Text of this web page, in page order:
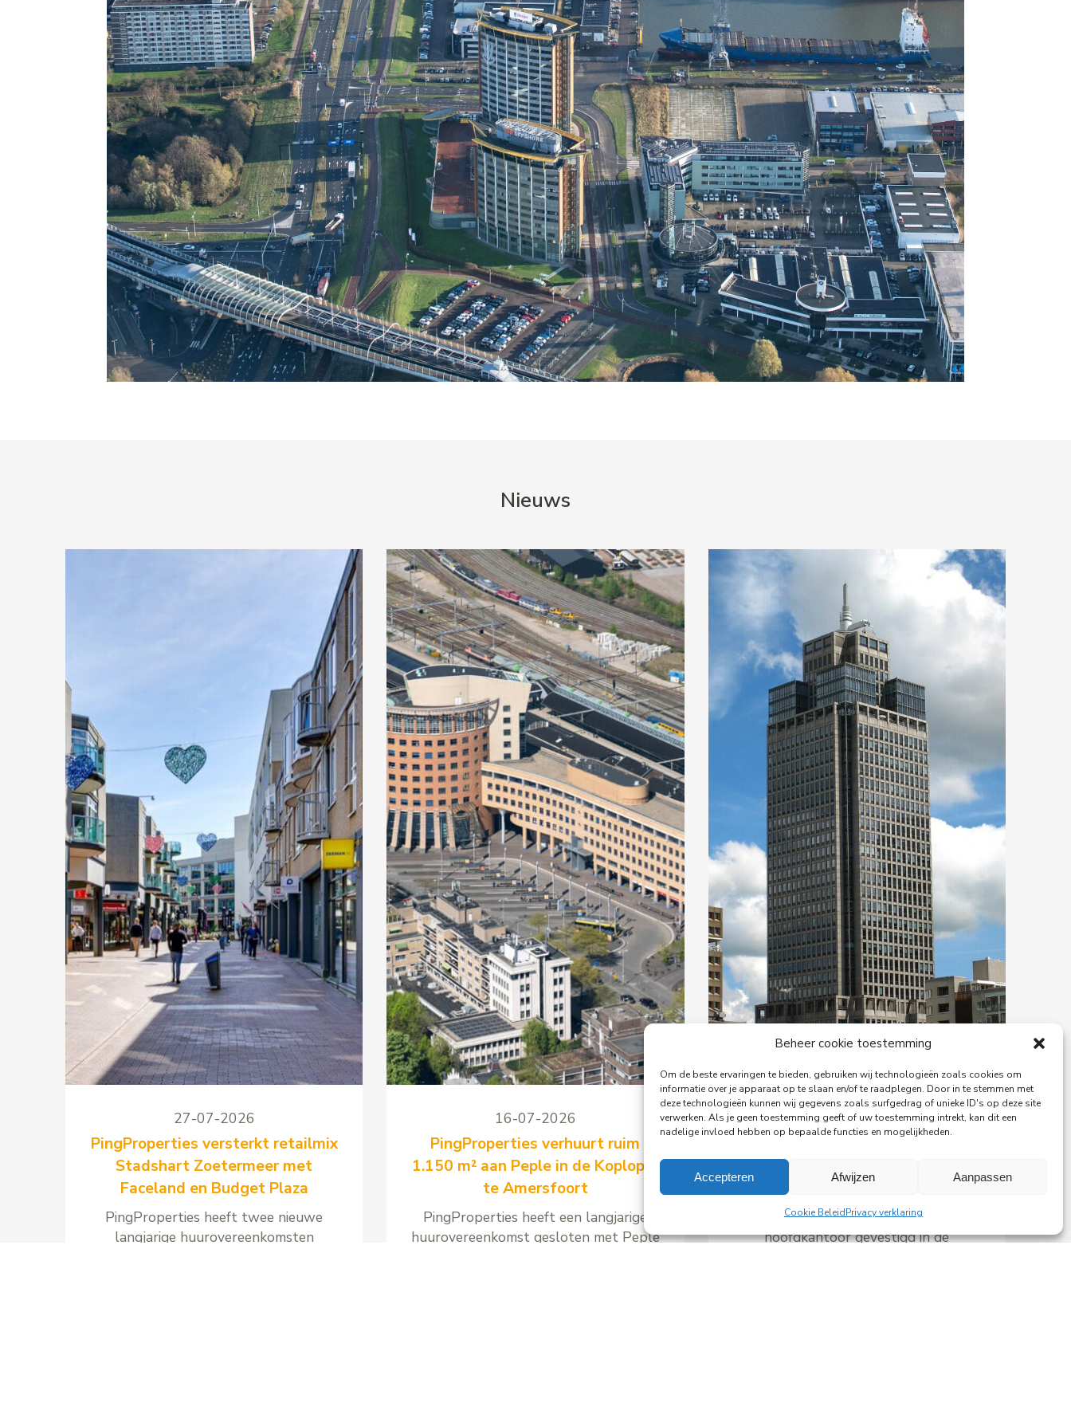
Beheer cookie toestemming
Om de beste ervaringen te bieden, gebruiken wij technologieën zoals cookies om
informatie over je apparaat op te slaan en/of te raadplegen. Door in te stemmen met
deze technologieën kunnen wij gegevens zoals surfgedrag of unieke ID's op deze site
verwerken. Als je geen toestemming geeft of uw toestemming intrekt, kan dit een
nadelige invloed hebben op bepaalde functies en mogelijkheden.
Accepteren Afwijzen Aanpassen
Cookie BeleidPrivacy verklaring
Nieuws
27-07-2026
PingProperties versterkt retailmix
Stadshart Zoetermeer met
Faceland en Budget Plaza
PingProperties heeft twee nieuwe
langjarige huurovereenkomsten
16-07-2026
PingProperties verhuurt ruim
1.150 m² aan Peple in de Koploper
te Amersfoort
PingProperties heeft een langjarige
huurovereenkomst gesloten met Peple
29-06-2026
PingProperties verhuist haar
hoofdkantoor naar de
Rembrandttoren in Amsterdam
PingProperties heeft haar
hoofdkantoor gevestigd in de